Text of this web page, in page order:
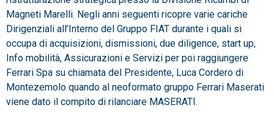
Magneti Marelli. Negli anni seguenti ricopre varie cariche
Dirigenziali all’Interno del Gruppo FIAT durante i quali si
occupa di acquisizioni, dismissioni, due diligence, start up,
Info mobilità, Assicurazioni e Servizi per poi raggiungere
Ferrari Spa su chiamata del Presidente, Luca Cordero di
Montezemolo quando al neoformato gruppo Ferrari Maserati
viene dato il compito di rilanciare MASERATI.